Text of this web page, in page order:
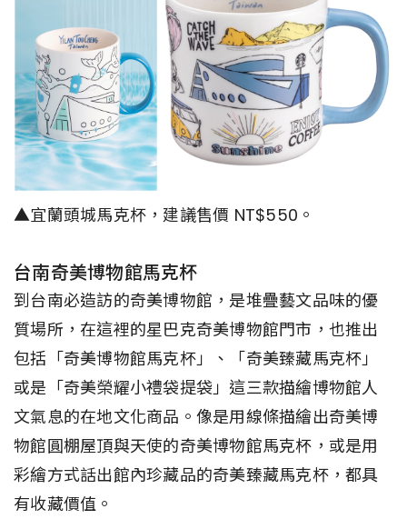
▲宜蘭頭城馬克杯，建議售價 NT$550。
台南奇美博物館馬克杯
到台南必造訪的奇美博物館，是堆疊藝文品味的優
質場所，在這裡的星巴克奇美博物館門市，也推出
包括「奇美博物館馬克杯」、「奇美臻藏馬克杯」
或是「奇美榮耀小禮袋提袋」這三款描繪博物館人
文氣息的在地文化商品。像是用線條描繪出奇美博
物館圓棚屋頂與天使的奇美博物館馬克杯，或是用
彩繪方式話出館內珍藏品的奇美臻藏馬克杯，都具
有收藏價值。